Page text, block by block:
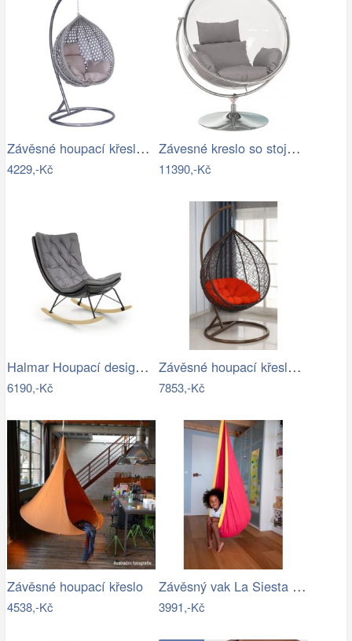
Závěsné houpací křeslo Houseland Imogen…
4229,-Kč
Závesné kreslo so stojanom,…
11390,-Kč
Halmar Houpací designové křeslo Indigo,…
6190,-Kč
Závěsné houpací křeslo - AX
7853,-Kč
Závěsné houpací křeslo
4538,-Kč
Závěsný vak La Siesta JOKI - IN
3991,-Kč